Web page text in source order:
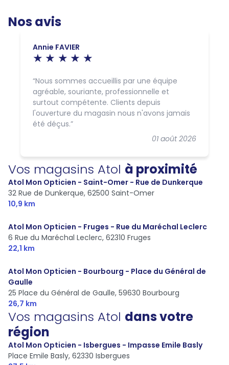
Nos avis
Annie FAVIER
01 août 2026
Nous sommes accueillis par une équipe
agréable, souriante, professionnelle et
surtout compétente. Clients depuis
l'ouverture du magasin nous n'avons jamais
été déçus.
Vos magasins Atol à proximité
Atol Mon Opticien - Saint-Omer - Rue de Dunkerque
32 Rue de Dunkerque, 62500 Saint-Omer
10,9 km
Atol Mon Opticien - Fruges - Rue du Maréchal Leclerc
6 Rue du Maréchal Leclerc, 62310 Fruges
22,1 km
Atol Mon Opticien - Bourbourg - Place du Général de
Gaulle
25 Place du Général de Gaulle, 59630 Bourbourg
26,7 km
Vos magasins Atol dans votre
région
Atol Mon Opticien - Isbergues - Impasse Emile Basly
Place Emile Basly, 62330 Isbergues